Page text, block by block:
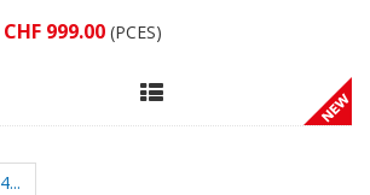
CHF 999.00 (PCES)
4...